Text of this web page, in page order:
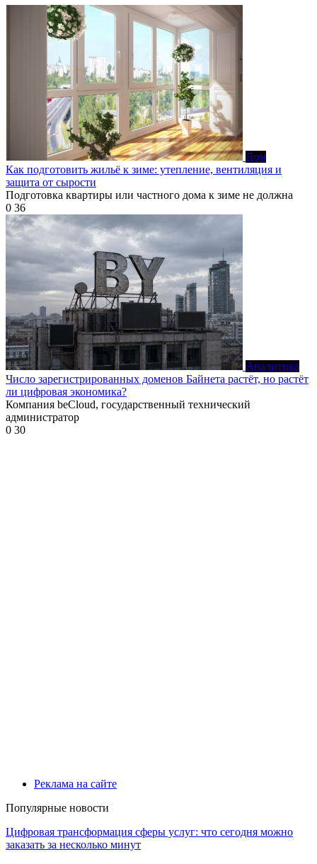
Дом
Как подготовить жильё к зиме: утепление, вентиляция и
защита от сырости
Подготовка квартиры или частного дома к зиме не должна
0 36
Аналитика
Число зарегистрированных доменов Байнета растёт, но растёт
ли цифровая экономика?
Компания beCloud, государственный технический
администратор
0 30
Реклама на сайте
Популярные новости
Цифровая трансформация сферы услуг: что сегодня можно
заказать за несколько минут